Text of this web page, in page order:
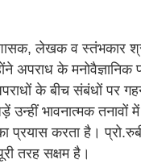
लेखक व स्तंभकार
अपराध के
के बीच संबंधों पर
भावनात्मक तनावों
करता है।
तरह सक्षम है।